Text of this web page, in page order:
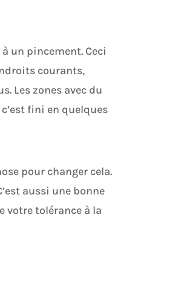
un pincement. Ceci
courants,
Les zones avec du
fini en quelques
pour changer cela.
aussi une bonne
votre tolérance à la